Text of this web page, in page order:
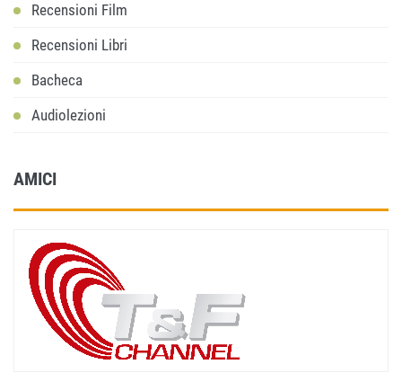
Recensioni Film
Recensioni Libri
Bacheca
Audiolezioni
AMICI